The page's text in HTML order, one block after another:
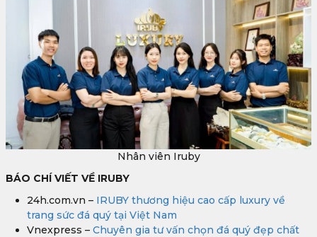
Nhân viên Iruby
BÁO CHÍ VIẾT VỀ IRUBY
24h.com.vn – IRUBY thương hiệu cao cấp luxury về
trang sức đá quý tại Việt Nam
Vnexpress – Chuyên gia tư vấn chọn đá quý đẹp chất